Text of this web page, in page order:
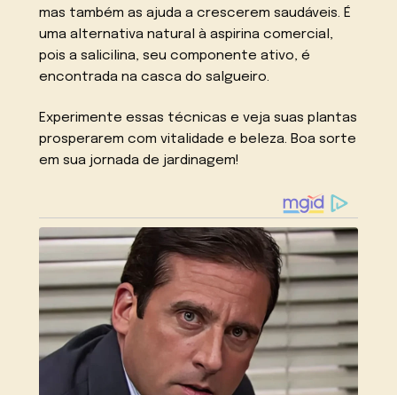
mas também as ajuda a crescerem saudáveis. É
uma alternativa natural à aspirina comercial,
pois a salicilina, seu componente ativo, é
encontrada na casca do salgueiro.
Experimente essas técnicas e veja suas plantas
prosperarem com vitalidade e beleza. Boa sorte
em sua jornada de jardinagem!